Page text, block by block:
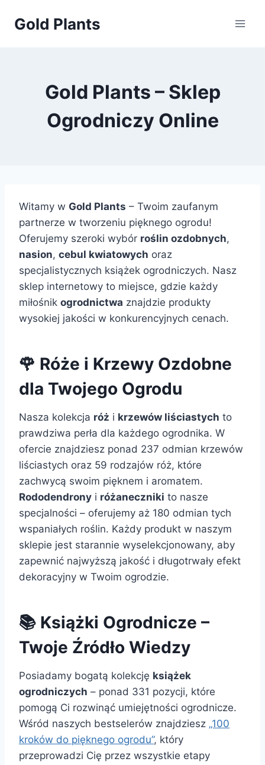
Gold Plants
Gold Plants – Sklep
Ogrodniczy Online
Witamy w Gold Plants – Twoim zaufanym
partnerze w tworzeniu pięknego ogrodu!
Oferujemy szeroki wybór roślin ozdobnych,
nasion, cebul kwiatowych oraz
specjalistycznych książek ogrodniczych. Nasz
sklep internetowy to miejsce, gdzie każdy
miłośnik ogrodnictwa znajdzie produkty
wysokiej jakości w konkurencyjnych cenach.
🌹 Róże i Krzewy Ozdobne
dla Twojego Ogrodu
Nasza kolekcja róż i krzewów liściastych to
prawdziwa perła dla każdego ogrodnika. W
ofercie znajdziesz ponad 237 odmian krzewów
liściastych oraz 59 rodzajów róż, które
zachwycą swoim pięknem i aromatem.
Rododendrony i różaneczniki to nasze
specjalności – oferujemy aż 180 odmian tych
wspaniałych roślin. Każdy produkt w naszym
sklepie jest starannie wyselekcjonowany, aby
zapewnić najwyższą jakość i długotrwały efekt
dekoracyjny w Twoim ogrodzie.
📚 Książki Ogrodnicze –
Twoje Źródło Wiedzy
Posiadamy bogatą kolekcję książek
ogrodniczych – ponad 331 pozycji, które
pomogą Ci rozwinąć umiejętności ogrodnicze.
Wśród naszych bestselerów znajdziesz „100
kroków do pięknego ogrodu”, który
przeprowadzi Cię przez wszystkie etapy